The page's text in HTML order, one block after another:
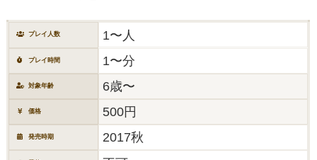
プレイ人数 1〜人
プレイ時間 1〜分
対象年齢 6歳〜
価格 500円
発売時期 2017秋